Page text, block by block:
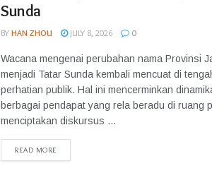
Sunda
BY HAN ZHOU JULY 8, 2026 0
Wacana mengenai perubahan nama Provinsi
menjadi Tatar Sunda kembali mencuat di
perhatian publik. Hal ini mencerminkan
berbagai pendapat yang rela beradu di ruang
menciptakan diskursus ...
READ MORE